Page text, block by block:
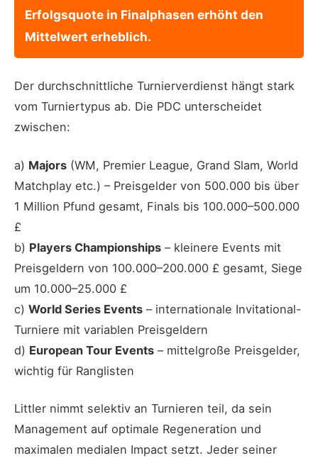
Erfolgsquote in Finalphasen erhöht den
Mittelwert erheblich.
Der durchschnittliche Turnierverdienst hängt stark
vom Turniertypus ab. Die PDC unterscheidet
zwischen:
a) Majors (WM, Premier League, Grand Slam, World
Matchplay etc.) – Preisgelder von 500.000 bis über
1 Million Pfund gesamt, Finals bis 100.000–500.000
£
b) Players Championships – kleinere Events mit
Preisgeldern von 100.000–200.000 £ gesamt, Siege
um 10.000–25.000 £
c) World Series Events – internationale Invitational-
Turniere mit variablen Preisgeldern
d) European Tour Events – mittelgroße Preisgelder,
wichtig für Ranglisten
Littler nimmt selektiv an Turnieren teil, da sein
Management auf optimale Regeneration und
maximalen medialen Impact setzt. Jeder seiner